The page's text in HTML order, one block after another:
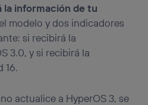
la información de tu
modelo y dos indicadores
si recibirá la
3.0, y si recibirá la
16.
actualice a HyperOS 3, se